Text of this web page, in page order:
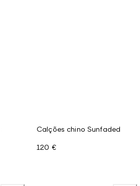
Calções chino Sunfaded
120 €